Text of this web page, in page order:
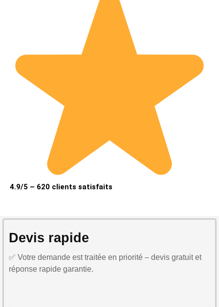
4.9/5 – 620 clients satisfaits
Devis rapide
✅ Votre demande est traitée en priorité – devis gratuit et
réponse rapide garantie.